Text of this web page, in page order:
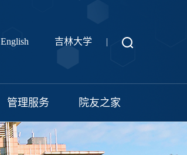
English 吉林大学 |
管理服务 院友之家